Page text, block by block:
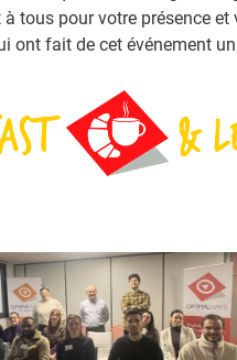
tous pour votre présence et
ont fait de cet événement